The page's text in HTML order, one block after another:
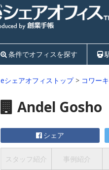
条件でオフィスを探す
eシェアオフィストップ> コワー
Andel Gosho
シェア
スタッフ紹介 事例紹介